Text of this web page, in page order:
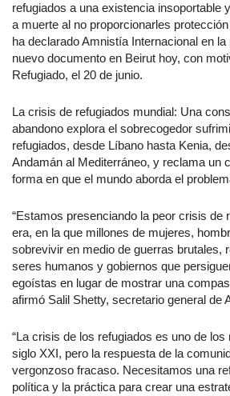
refugiados a una existencia insoportable
a muerte al no proporcionarles
ha declarado Amnistía Internacional en
nuevo documento en Beirut hoy, con
Refugiado, el 20 de junio.
La crisis de refugiados mundial: Una
abandono explora el sobrecogedor
refugiados, desde Líbano hasta Kenia,
Andamán al Mediterráneo, y reclama un
forma en que el mundo aborda el
“Estamos presenciando la peor crisis de
era, en la que millones de mujeres,
sobrevivir en medio de guerras brutales,
seres humanos y gobiernos que
egoístas en lugar de mostrar una
afirmó Salil Shetty, secretario general de
“La crisis de los refugiados es uno de los
siglo XXI, pero la respuesta de la
vergonzoso fracaso. Necesitamos una
política y la práctica para crear una